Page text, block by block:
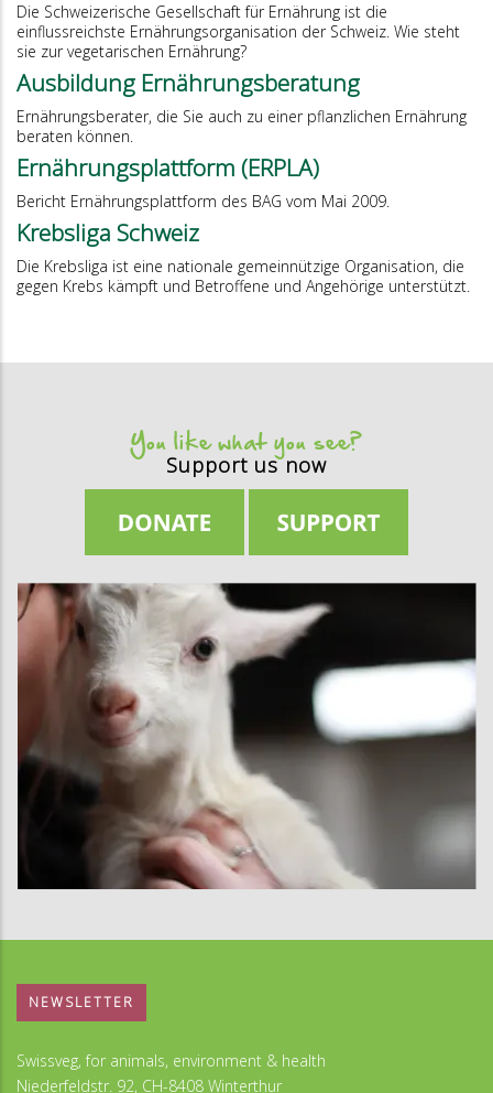
Die Schweizerische Gesellschaft für Ernährung ist die
einflussreichste Ernährungsorganisation der Schweiz. Wie steht
sie zur vegetarischen Ernährung?
Ausbildung Ernährungsberatung
Ernährungsberater, die Sie auch zu einer pflanzlichen Ernährung
beraten können.
Ernährungsplattform (ERPLA)
Bericht Ernährungsplattform des BAG vom Mai 2009.
Krebsliga Schweiz
Die Krebsliga ist eine nationale gemeinnützige Organisation, die
gegen Krebs kämpft und Betroffene und Angehörige unterstützt.
You like what you see?
Support us now
NEWSLETTER
Swissveg, for animals, environment & health
Niederfeldstr. 92, CH-8408 Winterthur